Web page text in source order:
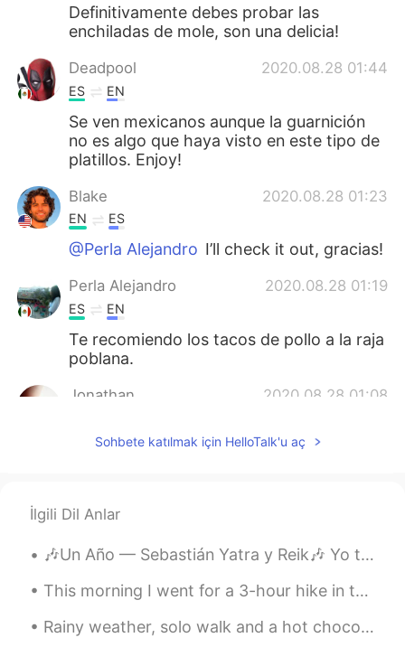
Definitivamente debes probar las
enchiladas de mole, son una delicia!
Deadpool 2020.08.28 01:44
ES EN
Se ven mexicanos aunque la guarnición
no es algo que haya visto en este tipo de
platillos. Enjoy!
Blake 2020.08.28 01:23
EN ES
@Perla Alejandro I’ll check it out, gracias!
Perla Alejandro 2020.08.28 01:19
ES EN
Te recomiendo los tacos de pollo a la raja
poblana.
Jonathan 2020.08.28 01:08
@Blakegood luck!! Go ahead.
ES EN
tinto 🍷
ISA 2020.08.28 01:07
Sohbete katılmak için HelloTalk'u aç
İlgili Dil Anlar
🎶Un Año — Sebastián Yatra y Reik🎶 Yo te conocí en primavera Me miraste tú de primera De un veran...
This morning I went for a 3-hour hike in the woods and in the mountains. Here are just a few of t...
Rainy weather, solo walk and a hot chocolate. A perfect combination on a Friday evening. Have a b...